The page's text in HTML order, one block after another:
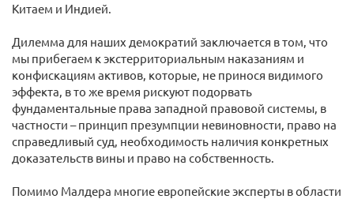
Китаем и Индией.
Дилемма для наших демократий заключается в том, что
мы прибегаем к экстерриториальным наказаниям и
конфискациям активов, которые, не принося видимого
эффекта, в то же время рискуют подорвать
фундаментальные права западной правовой системы, в
частности – принцип презумпции невиновности, право на
справедливый суд, необходимость наличия конкретных
доказательств вины и право на собственность.
Помимо Малдера многие европейские эксперты в области